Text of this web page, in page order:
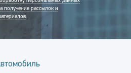
получение рассылок и
.